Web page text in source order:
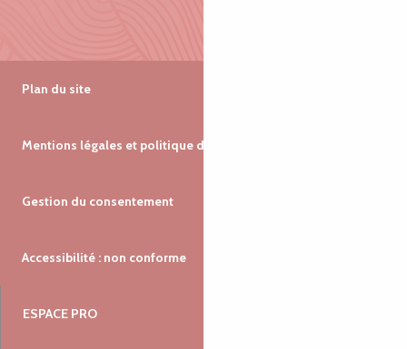
Plan du site
Mentions légales et politique de confidentialité
Gestion du consentement
Accessibilité : non conforme
ESPACE PRO